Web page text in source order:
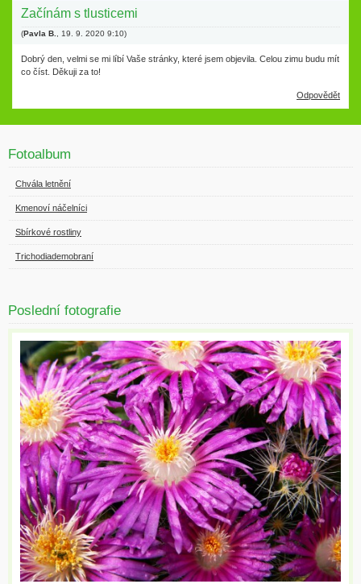
Začínám s tlusticemi
(Pavla B. 19. 9. 2020 9:10)
Dobrý den, velmi se mi líbí Vaše stránky, které jsem objevila. Celou zimu budu mít
co číst. Děkuji za to!
Odpovědět
Fotoalbum
Chvála letnění
Kmenoví náčelníci
Sbírkové rostliny
Trichodiademobraní
Poslední fotografie